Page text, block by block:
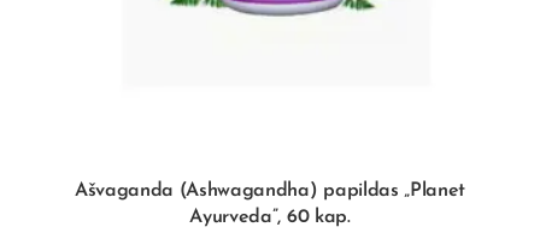
Ašvaganda (Ashwagandha) papildas „Planet
Ayurveda”, 60 kap.